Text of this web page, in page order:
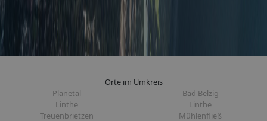
Orte im Umkreis
Planetal
Bad Belzig
Linthe
Linthe
Treuenbrietzen
Mühlenfließ